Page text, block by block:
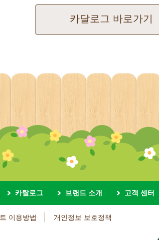
카달로그 바로가기
카탈로그 브랜드 소개 고객 센터
이용방법 개인정보 보호정책